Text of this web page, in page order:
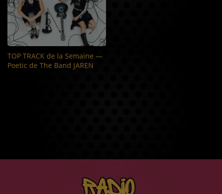
TOP TRACK de la Semaine —
Poetic de The Band JAREN